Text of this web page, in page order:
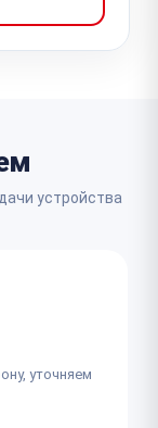
устройства
уточняем